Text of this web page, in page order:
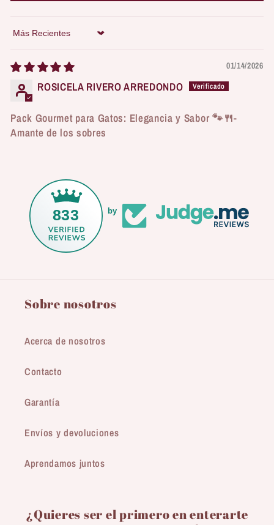
Sort by
01/14/2026
ROSICELA RIVERO ARREDONDO
Pack Gourmet para Gatos: Elegancia y Sabor 🐾🍴-
Amante de los sobres
833 by
Sobre nosotros
Acerca de nosotros
Contacto
Garantía
Envíos y devoluciones
Aprendamos juntos
¿Quieres ser el primero en enterarte